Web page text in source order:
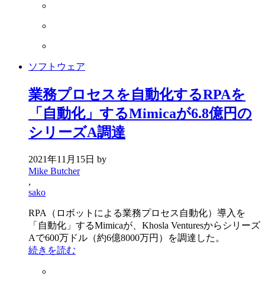
ソフトウェア
業務プロセスを自動化するRPAを
「自動化」するMimicaが6.8億円の
シリーズA調達
2021年11月15日 by
Mike Butcher
,
sako
RPA（ロボットによる業務プロセス自動化）導入を
「自動化」するMimicaが、Khosla Venturesからシリーズ
Aで600万ドル（約6億8000万円）を調達した。
続きを読む